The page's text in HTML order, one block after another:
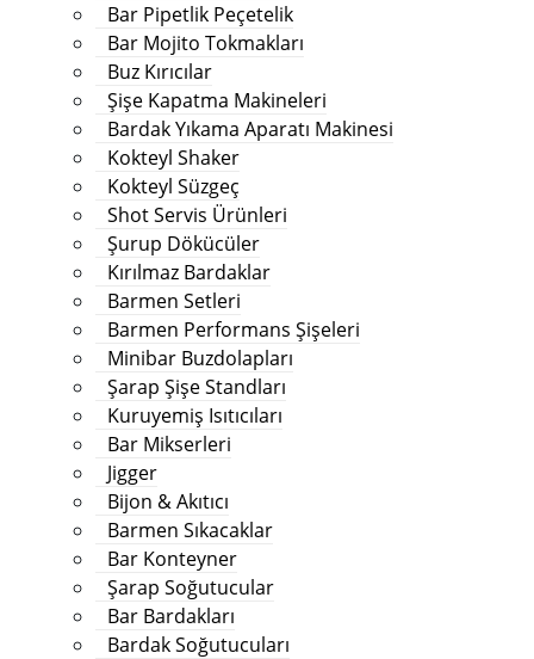
Bar Pipetlik Peçetelik
Bar Mojito Tokmakları
Buz Kırıcılar
Şişe Kapatma Makineleri
Bardak Yıkama Aparatı Makinesi
Kokteyl Shaker
Kokteyl Süzgeç
Shot Servis Ürünleri
Şurup Dökücüler
Kırılmaz Bardaklar
Barmen Setleri
Barmen Performans Şişeleri
Minibar Buzdolapları
Şarap Şişe Standları
Kuruyemiş Isıtıcıları
Bar Mikserleri
Jigger
Bijon & Akıtıcı
Barmen Sıkacaklar
Bar Konteyner
Şarap Soğutucular
Bar Bardakları
Bardak Soğutucuları